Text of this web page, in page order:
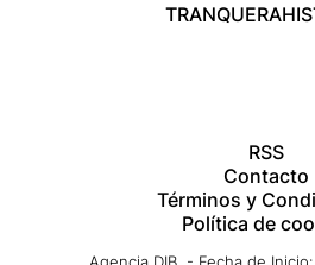
TRANQUERA
RSS
Contacto
Términos y
Política de
Agencia DIB - Fecha de